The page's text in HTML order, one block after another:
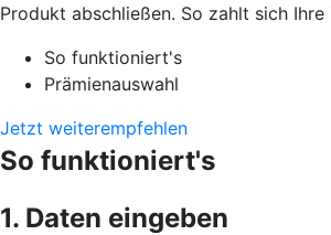
Produkt abschließen. So zahlt sich
So funktioniert's
Prämienauswahl
Jetzt weiterempfehlen
So funktioniert's
1. Daten eingeben